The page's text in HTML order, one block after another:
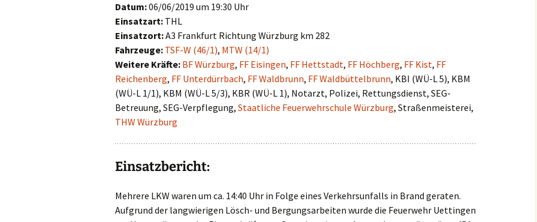
Kinderfeuerwehr
Nachwuchs gesucht!
Einsätze 2018
Einsätze 2017
Datum:06/06/2019 um 19:30 Uhr
Einsatzart: THL
Einsatzort:A3 Frankfurt Richtung Würzburg km 282
Fahrzeuge: TSF-W (46/1), MTW (14/1)
Weitere Kräfte: BF Würzburg, FF Eisingen, FF Hettstadt, FF Höchberg, FF Kist, FF
Reichenberg, FF Unterdürrbach, FF Waldbrunn, FF Waldbüttelbrunn, KBI (WÜ-L 5), KBM
(WÜ-L 1/1), KBM (WÜ-L 5/3), KBR (WÜ-L 1), Notarzt, Polizei, Rettungsdienst, SEG-
Betreuung, SEG-Verpflegung, Staatliche Feuerwehrschule Würzburg, Straßenmeisterei,
THW Würzburg
Einsatzbericht:
Mehrere LKW waren um ca. 14:40 Uhr in Folge eines Verkehrsunfalls in Brand geraten.
Aufgrund der langwierigen Lösch- und Bergungsarbeiten wurde die Feuerwehr Uettingen